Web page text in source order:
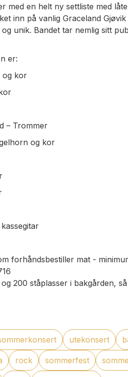
med en helt ny settliste med
inn på vanlig Graceland
unik. Bandet tar nemlig sitt
er:
og kor
– Trommer
og kor
forhåndsbestiller mat -
200 ståplasser i bakgården,
utekonsert
rock sommerfest